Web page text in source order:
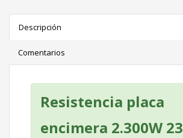
Descripción
Comentarios
Resistencia placa
encimera 2.300W